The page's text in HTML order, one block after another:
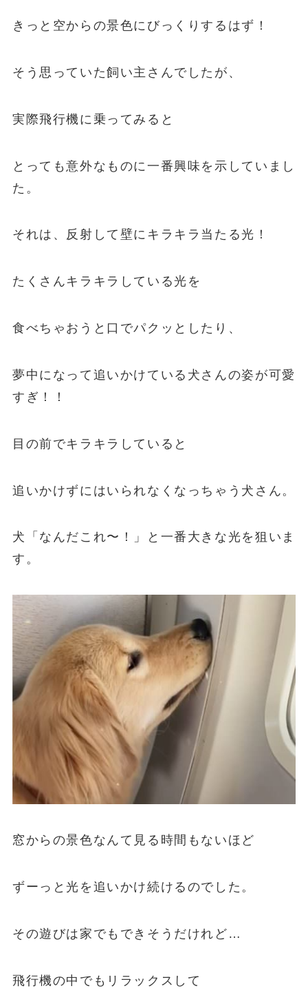
きっと空からの景色にびっくりするはず！
そう思っていた飼い主さんでしたが、
実際飛行機に乗ってみると
とっても意外なものに一番興味を示していまし
た。
それは、反射して壁にキラキラ当たる光！
たくさんキラキラしている光を
食べちゃおうと口でパクッとしたり、
夢中になって追いかけている犬さんの姿が可愛
すぎ！！
目の前でキラキラしていると
追いかけずにはいられなくなっちゃう犬さん。
犬「なんだこれ〜！」と一番大きな光を狙いま
す。
窓からの景色なんて見る時間もないほど
ずーっと光を追いかけ続けるのでした。
その遊びは家でもできそうだけれど…
飛行機の中でもリラックスして